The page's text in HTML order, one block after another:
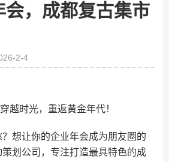
会，成都复古集市
2-4
越时光，重返黄金年代！
想让你的企业年会成为朋友圈的
划公司，专注打造最具特色的成